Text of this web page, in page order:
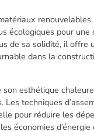
pour
de sa solidité, il
dans la
esthétique
techniques
pour réduire les
économies